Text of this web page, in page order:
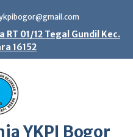
RT 01/12 Tegal Gundil Kec.
16152
YKPI Bogor